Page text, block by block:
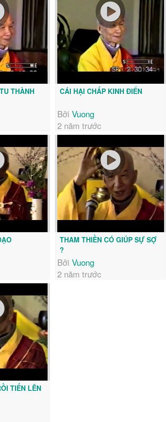
THÀNH
CÁI HẠI CHẤP KINH ĐIỂN
Bởi Vuong
2 năm trước
THAM THIỀN CÓ GIÚP SỰ SỢ
?
Bởi Vuong
2 năm trước
TIẾN LÊN